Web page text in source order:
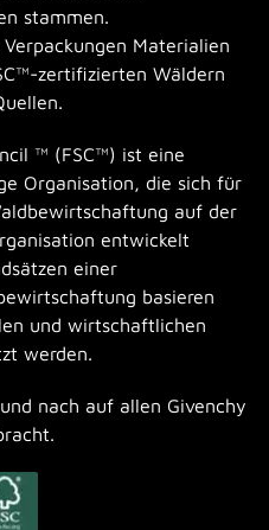
stammen.
Materialien
zertifizierten Wäldern
™ (FSC™) ist eine
Organisation, die sich für
auf der
entwickelt
einer
basieren
und wirtschaftlichen
werden.
nach auf allen Givenchy